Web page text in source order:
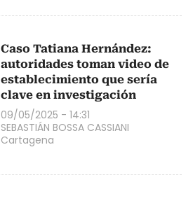
Caso Tatiana Hernández:
autoridades toman video de
establecimiento que sería
clave en investigación
09/05/2025 - 14:31
SEBASTIÁN BOSSA CASSIANI
Cartagena